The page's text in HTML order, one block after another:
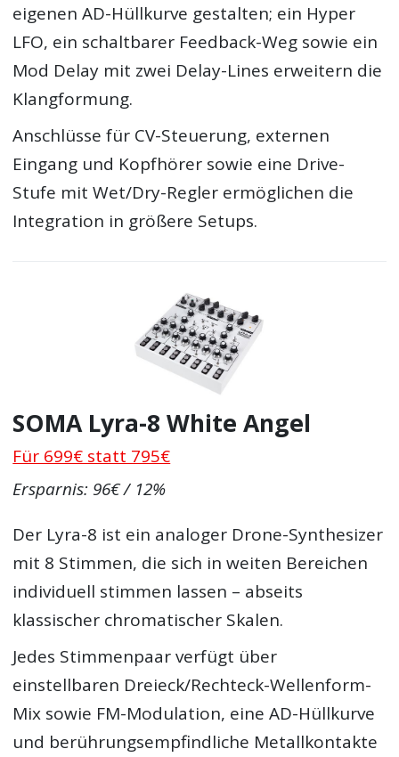
eigenen AD-Hüllkurve gestalten; ein Hyper
LFO, ein schaltbarer Feedback-Weg sowie ein
Mod Delay mit zwei Delay-Lines erweitern die
Klangformung.
Anschlüsse für CV-Steuerung, externen
Eingang und Kopfhörer sowie eine Drive-
Stufe mit Wet/Dry-Regler ermöglichen die
Integration in größere Setups.
SOMA Lyra-8 White Angel
Für 699€ statt 795€
Ersparnis: 96€ / 12%
Der Lyra-8 ist ein analoger Drone-Synthesizer
mit 8 Stimmen, die sich in weiten Bereichen
individuell stimmen lassen – abseits
klassischer chromatischer Skalen.
Jedes Stimmenpaar verfügt über
einstellbaren Dreieck/Rechteck-Wellenform-
Mix sowie FM-Modulation, eine AD-Hüllkurve
und berührungsempfindliche Metallkontakte